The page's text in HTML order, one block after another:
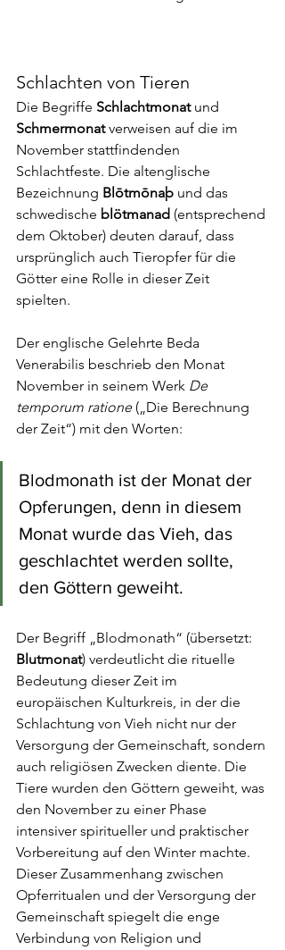
Schlachten von Tieren
Die Begriffe Schlachtmonat und
Schmermonat verweisen auf die im
November stattfindenden
Schlachtfeste. Die altenglische
Bezeichnung Blōtmōnaþ und das
schwedische blötmanad (entsprechend
dem Oktober) deuten darauf, dass
ursprünglich auch Tieropfer für die
Götter eine Rolle in dieser Zeit
spielten.
Der englische Gelehrte Beda
Venerabilis beschrieb den Monat
November in seinem Werk De
temporum ratione („Die Berechnung
der Zeit“) mit den Worten:
Blodmonath ist der Monat der
Opferungen, denn in diesem
Monat wurde das Vieh, das
geschlachtet werden sollte,
den Göttern geweiht.
Der Begriff „Blodmonath“ (übersetzt:
Blutmonat) verdeutlicht die rituelle
Bedeutung dieser Zeit im
europäischen Kulturkreis, in der die
Schlachtung von Vieh nicht nur der
Versorgung der Gemeinschaft, sondern
auch religiösen Zwecken diente. Die
Tiere wurden den Göttern geweiht, was
den November zu einer Phase
intensiver spiritueller und praktischer
Vorbereitung auf den Winter machte.
Dieser Zusammenhang zwischen
Opferritualen und der Versorgung der
Gemeinschaft spiegelt die enge
Verbindung von Religion und